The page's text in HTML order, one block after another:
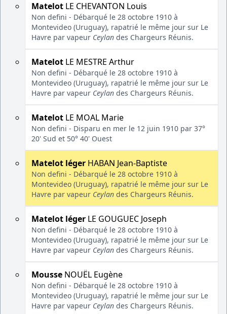
Matelot LE CHEVANTON Louis
Non defini - Débarqué le 28 octobre 1910 à
Montevideo (Uruguay), rapatrié le même jour sur Le
Havre par vapeur Ceylan des Chargeurs Réunis.
Matelot LE MESTRE Arthur
Non defini - Débarqué le 28 octobre 1910 à
Montevideo (Uruguay), rapatrié le même jour sur Le
Havre par vapeur Ceylan des Chargeurs Réunis.
Matelot LE MOAL Marie
Non defini - Disparu en mer le 12 juin 1910 par 37°
20' Sud et 50° 40' Ouest
Matelot léger HABAN Jean-Baptiste
Non defini - Débarqué le 28 octobre 1910 à
Montevideo (Uruguay), rapatrié le même jour sur Le
Havre par vapeur Ceylan des Chargeurs Réunis.
Matelot léger LE GOUGUEC Joseph
Non defini - Débarqué le 28 octobre 1910 à
Montevideo (Uruguay), rapatrié le même jour sur Le
Havre par vapeur Ceylan des Chargeurs Réunis.
Mousse NOUËL Eugène
Non defini - Débarqué le 28 octobre 1910 à
Montevideo (Uruguay), rapatrié le même jour sur Le
Havre par vapeur Ceylan des Chargeurs Réunis.